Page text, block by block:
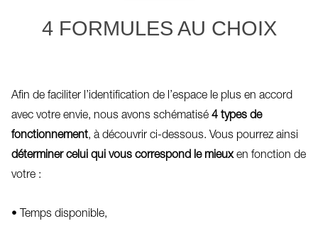
4 FORMULES AU CHOIX
Afin de faciliter l’identification de l’espace le plus en accord
avec votre envie, nous avons schématisé 4 types de
fonctionnement, à découvrir ci-dessous. Vous pourrez ainsi
déterminer celui qui vous correspond le mieuxen fonction de
votre :
• Temps disponible,